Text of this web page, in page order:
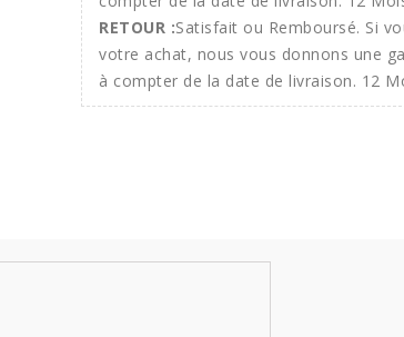
RETOUR :Satisfait ou Remboursé. Si
votre achat, nous vous donnons une
à compter de la date de livraison. 12